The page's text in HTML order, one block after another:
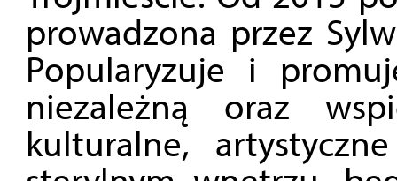
prowadzona przez
Popularyzuje i
niezależną oraz
kulturalne,